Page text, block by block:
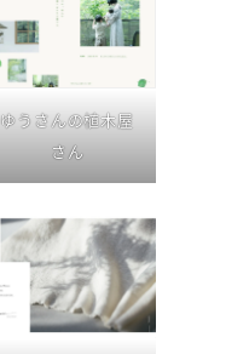
ゆうさんの植木屋
さん